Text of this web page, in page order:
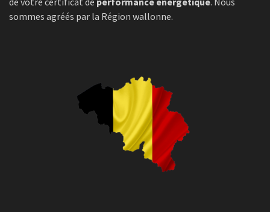
sommes agréés par la Région wallonne.